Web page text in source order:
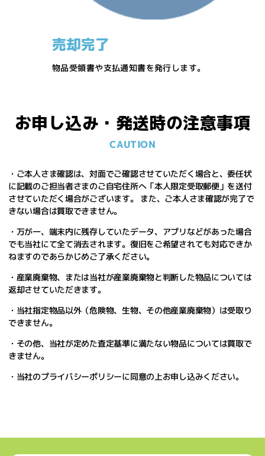
売却完了
物品受領書や支払通知書を発行します。
お申し込み・発送時の注意事項
CAUTION
・ご本人さま確認は、対面でご確認させていただく場合と、委任状
に記載のご担当者さまのご自宅住所へ「本人限定受取郵便」を送付
させていただく場合がございます。 また、ご本人さま確認が完了で
きない場合は買取できません。
・万が一、端末内に残存していたデータ、アプリなどがあった場合
でも当社にて全て消去されます。復旧をご希望されても対応できか
ねますのであらかじめご了承ください。
・産業廃棄物、または当社が産業廃棄物と判断した物品については
返却させていただきます。
・当社指定物品以外（危険物、生物、その他産業廃棄物）は受取り
できません。
・その他、当社が定めた査定基準に満たない物品については買取で
きません。
・当社のプライバシーポリシーに同意の上お申し込みください。